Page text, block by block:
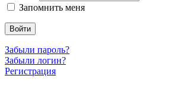
Запомнить меня
Войти
Забыли пароль?
Забыли логин?
Регистрация